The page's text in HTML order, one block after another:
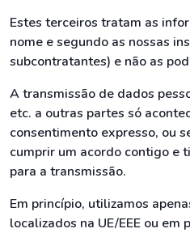
Estes terceiros tratam as
nome e segundo as nossas
subcontratantes) e não as
A transmissão de dados
etc. a outras partes só
consentimento expresso, ou
cumprir um acordo contigo e
para a transmissão.
Em princípio, utilizamos
localizados na UE/EEE ou em